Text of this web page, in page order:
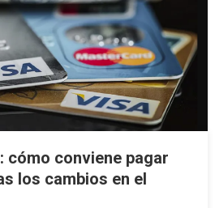
cómo conviene pagar
los cambios en el